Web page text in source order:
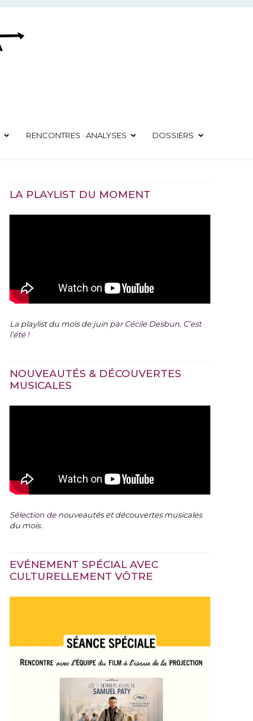
RENCONTRES · ANALYSES DOSSIERS
LA PLAYLIST DU MOMENT
La playlist du mois de juin par Cécile Desbun. C’est
l’été !
NOUVEAUTÉS & DÉCOUVERTES
MUSICALES
Sélection denouveautés et découvertes musicales
du mois.
EVÉNEMENT SPÉCIAL AVEC
CULTURELLEMENT VÔTRE